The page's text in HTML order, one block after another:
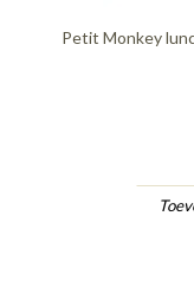
Petit Monkey